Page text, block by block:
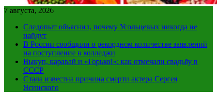
7 августа, 2026
Следопыт объяснил, почему Усольцевых никогда не
найдут
В России сообщили о рекордном количестве заявлений
на поступление в колледжи
Выкуп, каравай и «Горько!»: как отмечали свадьбу в
СССР
Стала известна причина смерти актера Сергея
Ясинского